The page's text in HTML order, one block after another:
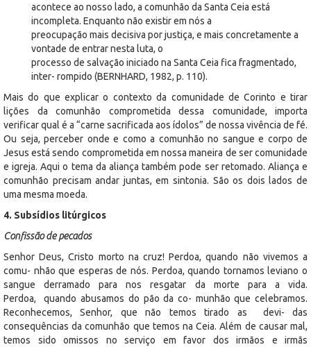
acontece ao nosso lado, a comunhão da Santa Ceia está
incompleta. Enquanto não existir em nós a
preocupação mais decisiva por justiça, e mais concretamente a
vontade de entrar nesta luta, o
processo de salvação iniciado na Santa Ceia fica fragmentado,
inter- rompido (BERNHARD, 1982, p. 110).
Mais do que explicar o contexto da comunidade de Corinto e tirar
lições da comunhão comprometida dessa comunidade, importa
verificar qual é a “carne sacrificada aos ídolos” de nossa vivência de fé.
Ou seja, perceber onde e como a comunhão no sangue e corpo de
Jesus está sendo comprometida em nossa maneira de ser comunidade
e igreja. Aqui o tema da aliança também pode ser retomado. Aliança e
comunhão precisam andar juntas, em sintonia. São os dois lados de
uma mesma moeda.
4. Subsídios litúrgicos
Confissão de pecados
Senhor Deus, Cristo morto na cruz! Perdoa, quando não vivemos a
comu- nhão que esperas de nós. Perdoa, quando tornamos leviano o
sangue derramado para nos resgatar da morte para a vida.
Perdoa, quando abusamos do pão da co- munhão que celebramos.
Reconhecemos, Senhor, que não temos tirado as devi- das
consequências da comunhão que temos na Ceia. Além de causar mal,
temos sido omissos no serviço em favor dos irmãos e irmãs